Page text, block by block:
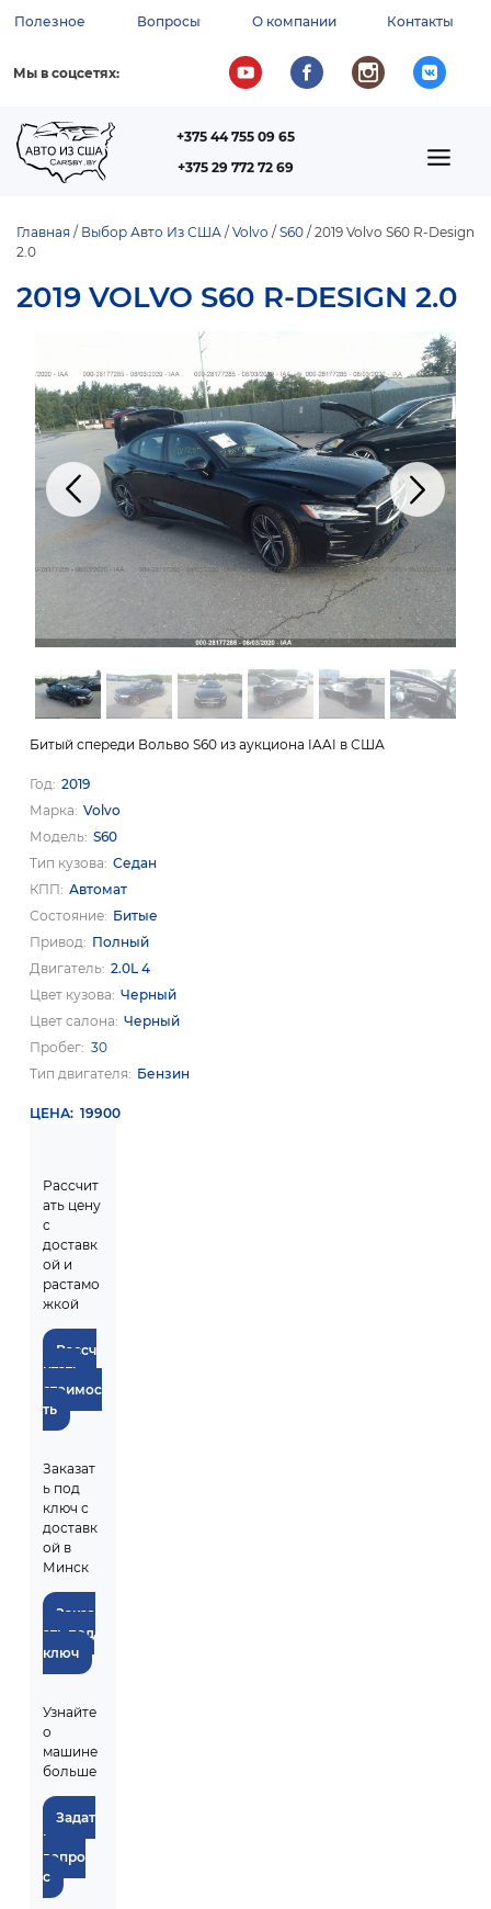
содержанию
ВСПОМОГАТЕЛЬНОЕ
МЕНЮ
Полезное Вопросы О компании Контакты
Мы в соцсетях:
+375 44 755 09 65
+375 29 772 72 69
СТРОКА
НАВИГАЦИИ
Главная Выбор Авто Из США Volvo S60 2019 Volvo S60 R-Design
2.0
2019 VOLVO S60 R-DESIGN 2.0
Битый спереди Вольво S60 из аукциона IAAI в США
Год 2019
Марка Volvo
Модель S60
Тип кузова Седан
КПП Автомат
Состояние Битые
Привод
Полный
Двигатель 2.0L 4
Цвет кузова Черный
Цвет салона Черный
Пробег 30
Тип двигателя
Бензин
ЦЕНА 19900
Рассчит
ать цену
с
доставк
ой и
растамо
жкой
Рассч
итать
стоимос
ть
Заказат
ь под
ключ с
доставк
ой в
Минск
Заказ
ать под
ключ
Узнайте
о
машине
больше
Задат
ь
вопро
с